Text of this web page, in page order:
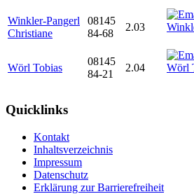
Winkler-Pangerl
Christiane
08145
84-68
2.03
Wörl Tobias
08145
84-21
2.04
Quicklinks
Kontakt
Inhaltsverzeichnis
Impressum
Datenschutz
Erklärung zur Barrierefreiheit